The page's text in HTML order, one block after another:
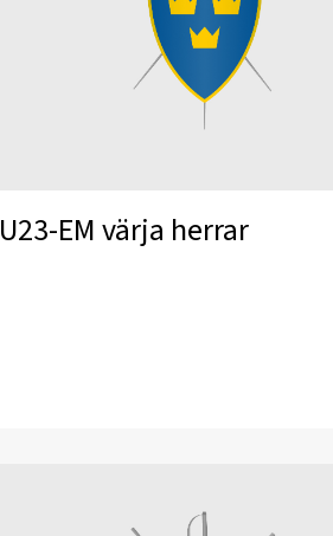
U23-EM värja herrar